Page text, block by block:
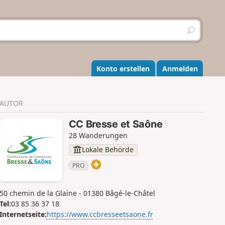
S
u
h
e
n
Konto erstellen Anmelden
AUTOR
CC Bresse et Saône
28 Wanderungen
Lokale Behörde
PRO
50 chemin de la Glaine - 01380 Bâgé-le-Châtel
Tel:03 85 36 37 18
Internetseite:https://www.ccbresseetsaone.fr